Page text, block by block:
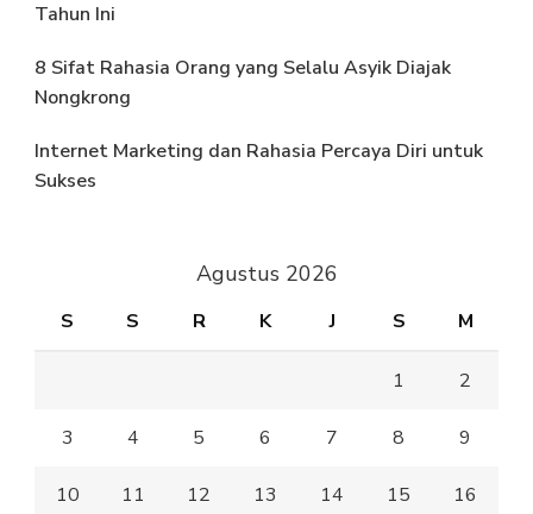
Tahun Ini
8 Sifat Rahasia Orang yang Selalu Asyik Diajak
Nongkrong
Internet Marketing dan Rahasia Percaya Diri untuk
Sukses
Agustus 2026
S S R K J S M
1 2
3 4 5 6 7 8 9
10 11 12 13 14 15 16